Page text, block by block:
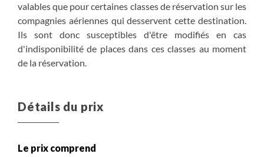
valables que pour certaines classes de réservation sur les
compagnies aériennes qui desservent cette destination.
Ils sont donc susceptibles d'être modifiés en cas
d'indisponibilité de places dans ces classes au moment
de la réservation.
Détails du prix
Le prix comprend